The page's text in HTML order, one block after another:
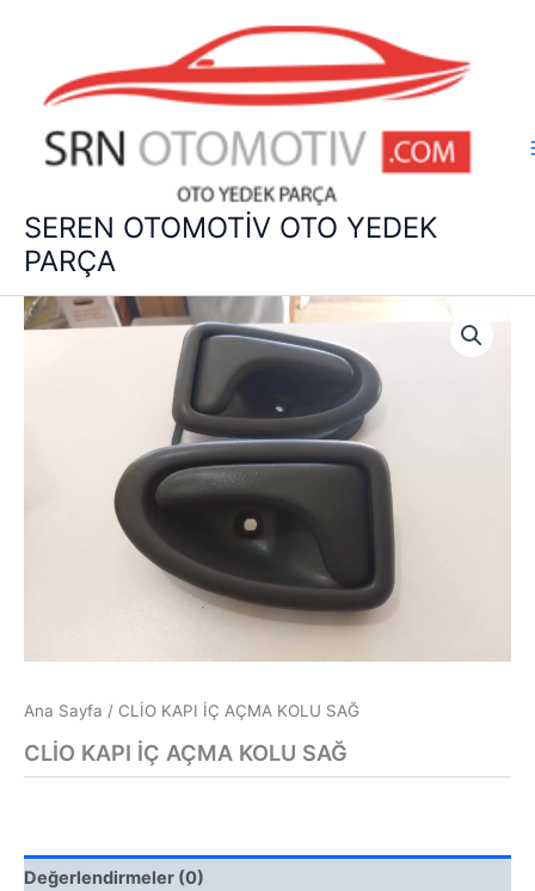
SEREN OTOMOTİV OTO YEDEK
PARÇA
Ana Sayfa / CLİO KAPI İÇ AÇMA KOLU SAĞ
CLİO KAPI İÇ AÇMA KOLU SAĞ
Değerlendirmeler (0)